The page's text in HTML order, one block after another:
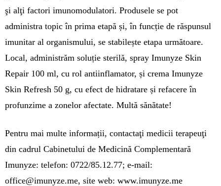
şi alţi factori imunomodulatori. Produsele se pot
administra topic în prima etapă și, în funcție de răspunsul
imu­nitar al organismului, se stabilește etapa următoare.
Local, administrăm soluție sterilă, spray Imu­nyze Skin
Repair 100 ml, cu rol antiinflamator, și crema Imunyze
Skin Refresh 50 g, cu efect de hidratare și refacere în
profunzime a zonelor afectate. Multă sănătate!
Pentru mai multe informații, contactaţi medicii terapeuţi
din cadrul Cabinetului de Medicină Complementară
Imunyze: telefon: 0722/85.12.77; e-mail:
office@imunyze.me, site web: www.imunyze.me